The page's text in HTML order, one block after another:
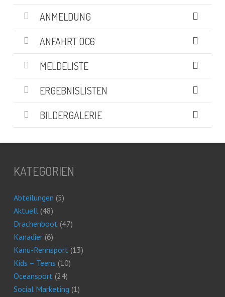
ANMELDUNG
ANFAHRT OC6
MELDELISTE
ERGEBNISLISTEN
BILDERGALERIE
KATEGORIEN
Abteilungen (5)
Aktuell(48)
Drachenboot(47)
Kanadier(6)
Kanu-Rennsport(13)
Kids – Teens (10)
Oceansport(24)
Social Marketing (1)